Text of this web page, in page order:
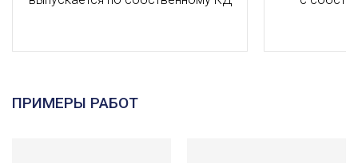
ПРИМЕРЫ РАБОТ